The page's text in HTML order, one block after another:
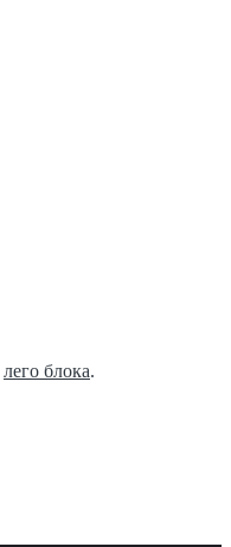
лего блока.